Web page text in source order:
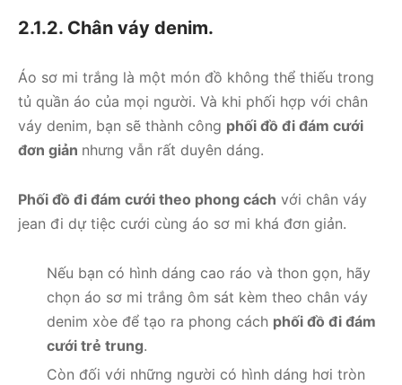
2.1.2. Chân váy denim.
Áo sơ mi trắng là một món đồ không thể thiếu trong
tủ quần áo của mọi người. Và khi phối hợp với chân
váy denim, bạn sẽ thành công phối đồ đi đám cưới
đơn giản nhưng vẫn rất duyên dáng.
Phối đồ đi đám cưới theo phong cách với chân váy
jean đi dự tiệc cưới cùng áo sơ mi khá đơn giản.
Nếu bạn có hình dáng cao ráo và thon gọn, hãy
chọn áo sơ mi trắng ôm sát kèm theo chân váy
denim xòe để tạo ra phong cách phối đồ đi đám
cưới trẻ trung.
Còn đối với những người có hình dáng hơi tròn